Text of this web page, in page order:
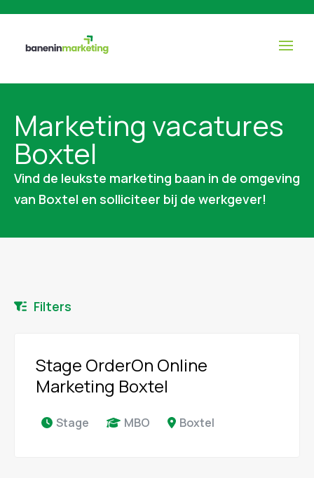
Marketing vacatures
Boxtel
Vind de leukste marketing baan in de omgeving
van Boxtel en solliciteer bij de werkgever!
Filters
Stage OrderOn Online
Marketing Boxtel
Stage MBO Boxtel